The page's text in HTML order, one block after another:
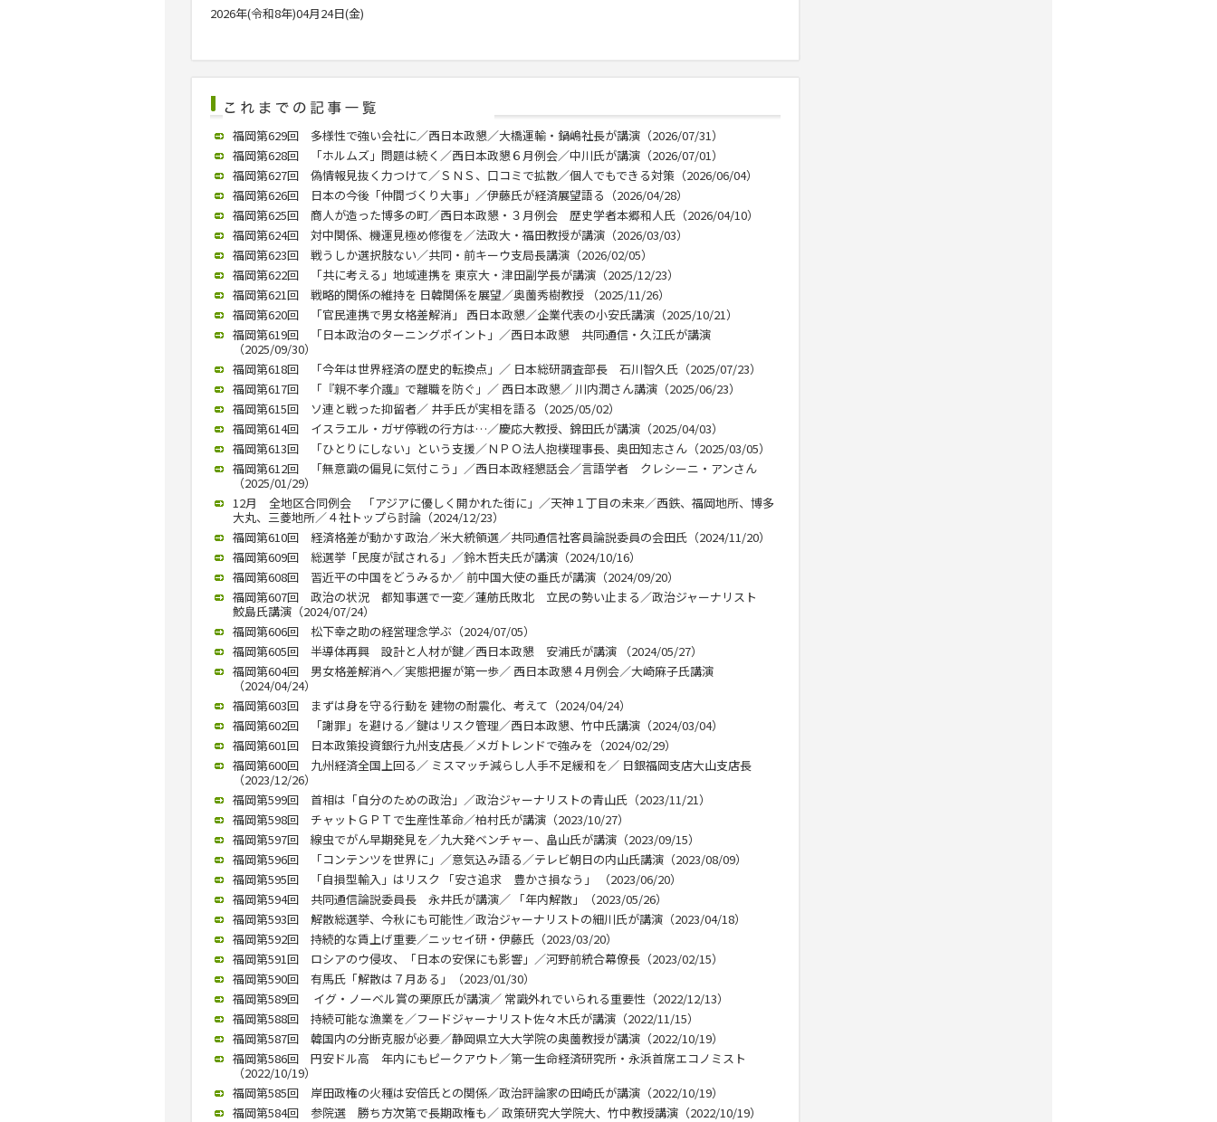
2026年(令和8年)04月24日(金)
福岡第629回 多様性で強い会社に／西日本政懇／大橋運輸・鍋嶋社長が講演（2026/07/31）
福岡第628回 「ホルムズ」問題は続く／西日本政懇６月例会／中川氏が講演（2026/07/01）
福岡第627回 偽情報見抜く力つけて／ＳＮＳ、口コミで拡散／個人でもできる対策（2026/06/04）
福岡第626回 日本の今後「仲間づくり大事」／伊藤氏が経済展望語る（2026/04/28）
福岡第625回 商人が造った博多の町／西日本政懇・３月例会 歴史学者本郷和人氏（2026/04/10）
福岡第624回 対中関係、機運見極め修復を／法政大・福田教授が講演（2026/03/03）
福岡第623回 戦うしか選択肢ない／共同・前キーウ支局長講演（2026/02/05）
福岡第622回 「共に考える」地域連携を 東京大・津田副学長が講演（2025/12/23）
福岡第621回 戦略的関係の維持を 日韓関係を展望／奥薗秀樹教授 （2025/11/26）
福岡第620回 「官民連携で男女格差解消」 西日本政懇／企業代表の小安氏講演（2025/10/21）
福岡第619回 「日本政治のターニングポイント」／西日本政懇 共同通信・久江氏が講演
（2025/09/30）
福岡第618回 「今年は世界経済の歴史的転換点」／ 日本総研調査部長 石川智久氏（2025/07/23）
福岡第617回 「『親不孝介護』で離職を防ぐ」／ 西日本政懇／ 川内潤さん講演（2025/06/23）
福岡第615回 ソ連と戦った抑留者／ 井手氏が実相を語る（2025/05/02）
福岡第614回 イスラエル・ガザ停戦の行方は…／慶応大教授、錦田氏が講演（2025/04/03）
福岡第613回 「ひとりにしない」という支援／ＮＰＯ法人抱樸理事長、奥田知志さん（2025/03/05）
福岡第612回 「無意識の偏見に気付こう」／西日本政経懇話会／言語学者 クレシーニ・アンさん
（2025/01/29）
12月 全地区合同例会 「アジアに優しく開かれた街に」／天神１丁目の未来／西鉄、福岡地所、博多
大丸、三菱地所／４社トップら討論（2024/12/23）
福岡第610回 経済格差が動かす政治／米大統領選／共同通信社客員論説委員の会田氏（2024/11/20）
福岡第609回 総選挙「民度が試される」／鈴木哲夫氏が講演（2024/10/16）
福岡第608回 習近平の中国をどうみるか／ 前中国大使の垂氏が講演（2024/09/20）
福岡第607回 政治の状況 都知事選で一変／蓮舫氏敗北 立民の勢い止まる／政治ジャーナリスト
鮫島氏講演（2024/07/24）
福岡第606回 松下幸之助の経営理念学ぶ（2024/07/05）
福岡第605回 半導体再興 設計と人材が鍵／西日本政懇 安浦氏が講演 （2024/05/27）
福岡第604回 男女格差解消へ／実態把握が第一歩／ 西日本政懇４月例会／大崎麻子氏講演
（2024/04/24）
福岡第603回 まずは身を守る行動を 建物の耐震化、考えて（2024/04/24）
福岡第602回 「謝罪」を避ける／鍵はリスク管理／西日本政懇、竹中氏講演（2024/03/04）
福岡第601回 日本政策投資銀行九州支店長／メガトレンドで強みを（2024/02/29）
福岡第600回 九州経済全国上回る／ ミスマッチ減らし人手不足緩和を／ 日銀福岡支店大山支店長
（2023/12/26）
福岡第599回 首相は「自分のための政治」／政治ジャーナリストの青山氏（2023/11/21）
福岡第598回 チャットＧＰＴで生産性革命／柏村氏が講演（2023/10/27）
福岡第597回 線虫でがん早期発見を／九大発ベンチャー、畠山氏が講演（2023/09/15）
福岡第596回 「コンテンツを世界に」／意気込み語る／テレビ朝日の内山氏講演（2023/08/09）
福岡第595回 「自損型輸入」はリスク 「安さ追求 豊かさ損なう」 （2023/06/20）
福岡第594回 共同通信論説委員長 永井氏が講演／ 「年内解散」（2023/05/26）
福岡第593回 解散総選挙、今秋にも可能性／政治ジャーナリストの細川氏が講演（2023/04/18）
福岡第592回 持続的な賃上げ重要／ニッセイ研・伊藤氏（2023/03/20）
福岡第591回 ロシアのウ侵攻、「日本の安保にも影響」／河野前統合幕僚長（2023/02/15）
福岡第590回 有馬氏「解散は７月ある」（2023/01/30）
福岡第589回 イグ・ノーベル賞の栗原氏が講演／ 常識外れでいられる重要性（2022/12/13）
福岡第588回 持続可能な漁業を／フードジャーナリスト佐々木氏が講演（2022/11/15）
福岡第587回 韓国内の分断克服が必要／静岡県立大大学院の奥薗教授が講演（2022/10/19）
福岡第586回 円安ドル高 年内にもピークアウト／第一生命経済研究所・永浜首席エコノミスト
（2022/10/19）
福岡第585回 岸田政権の火種は安倍氏との関係／政治評論家の田崎氏が講演（2022/10/19）
福岡第584回 参院選 勝ち方次第で長期政権も／ 政策研究大学院大、竹中教授講演（2022/10/19）